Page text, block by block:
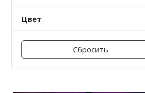
Цвет
Сбросить
Nike PG
Nike Kobe
Nike Uptempo